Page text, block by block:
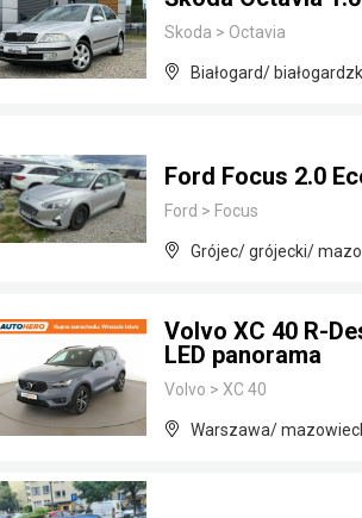
Skoda > Octavia
Białogard/
Ford Focus 2.0
Ford > Focus
Grójec/ grójecki/
Volvo XC 40 R-
LED panorama
Volvo > XC 40
Warszawa/